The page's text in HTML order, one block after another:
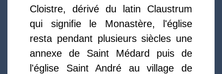
Cloistre, dérivé du latin Claustrum
qui signifie le Monastère, l'église
resta pendant plusieurs siècles une
annexe de Saint Médard puis de
l'église Saint André au village de